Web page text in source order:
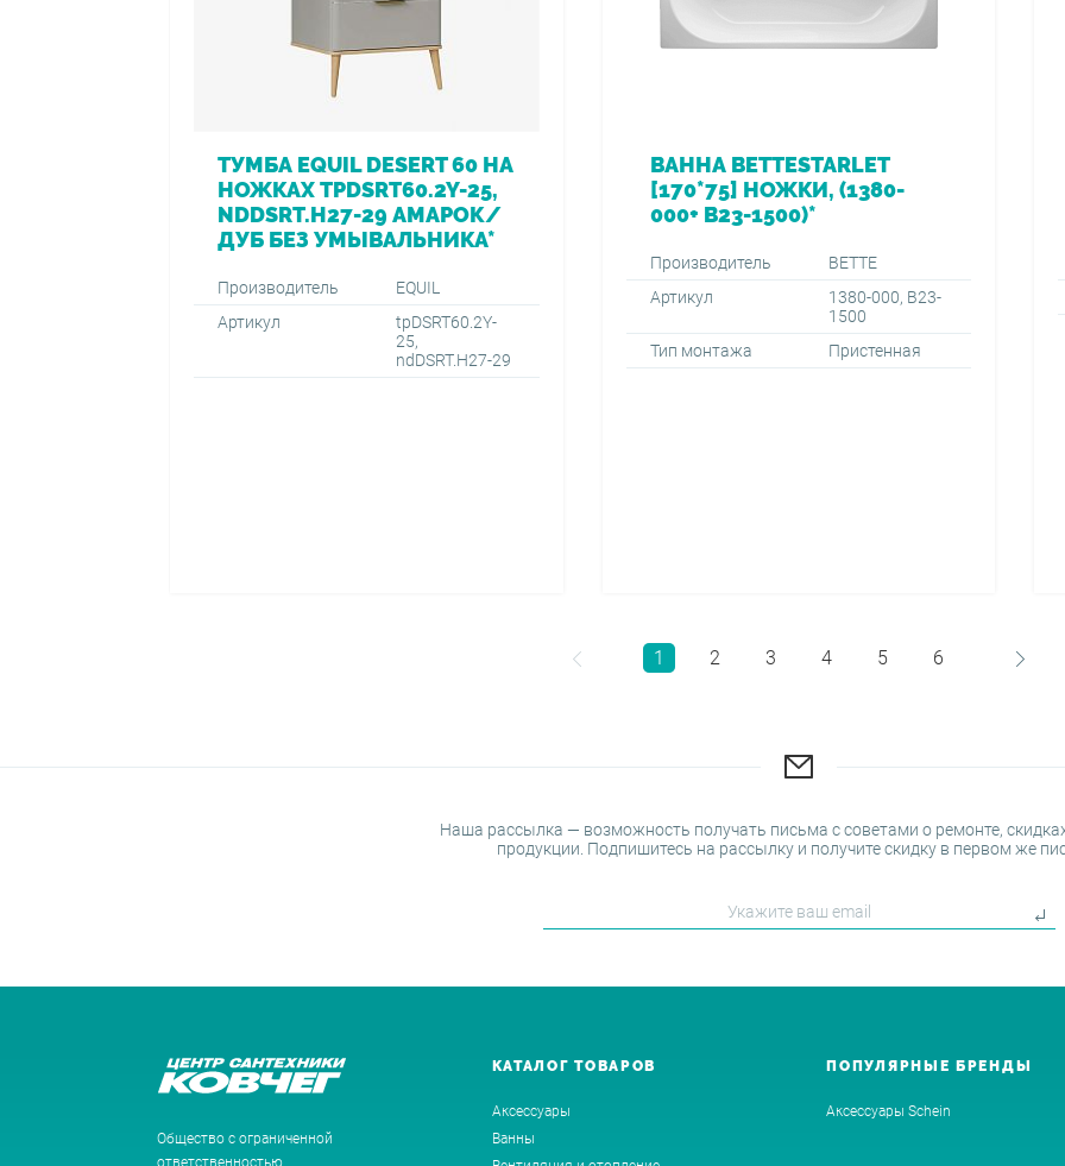
ТУМБА EQUIL DESERT 60 НА
НОЖКАХ TPDSRT60.2Y-25,
NDDSRT.H27-29 АМАРОК/
ДУБ БЕЗ УМЫВАЛЬНИКА*
Производитель
EQUIL
Артикул
tpDSRT60.2Y-
25,
ndDSRT.H27-29
ВАННА BETTESTARLET
[170*75] НОЖКИ, (1380-
000+ B23-1500)*
Производитель
BETTE
Артикул
1380-000, B23-
1500
Тип монтажа
Пристенная
1 2 3 4 5 6
Наша рассылка — возможность получать письма с советами о ремонте,
продукции. Подпишитесь на рассылку и получите скидку в первом же
Общество с ограниченной
ответственностью
КАТАЛОГ ТОВАРОВ
Аксессуары
Ванны
ПОПУЛЯРНЫЕ БРЕНДЫ
Аксессуары Schein